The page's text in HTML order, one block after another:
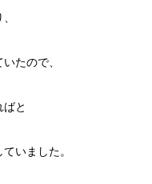
たので、
と
いました。